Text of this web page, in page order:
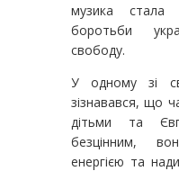
музика стала
боротьби
свободу.
У одному зі
зізнавався, що
дітьми та
безцінним,
енергією та